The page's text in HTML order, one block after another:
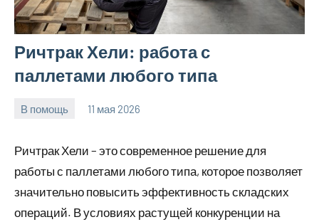
Ричтрак Хели: работа с
паллетами любого типа
В помощь 11 мая 2026
Ричтрак Хели – это современное решение для
работы с паллетами любого типа, которое позволяет
значительно повысить эффективность складских
операций. В условиях растущей конкуренции на